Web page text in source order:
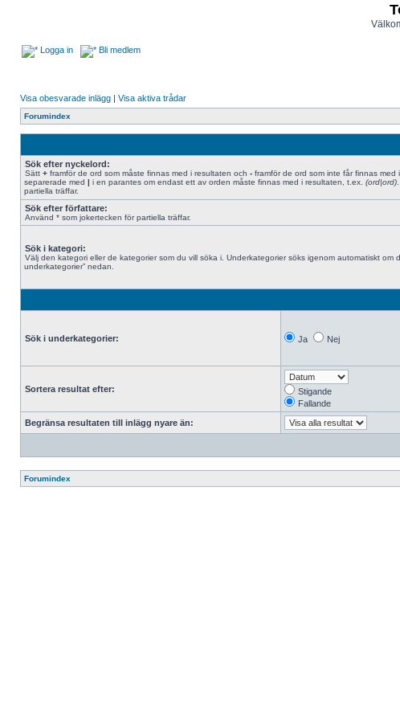
Logga in Bli medlem
Visa obesvarade inlägg | Visa aktiva trådar
Forumindex
Sök efter nyckelord:
Sätt + framför de ord som måste finnas med i resultaten och - framför de ord som inte får finnas med
separerade med | i en parantes om endast ett av orden måste finnas med i resultaten, t.ex. (ord|ord)
partiella träffar.
Sök efter författare:
Använd * som jokertecken för partiella träffar.
Sök i kategori:
Välj den kategori eller de kategorier som du vill söka i. Underkategorier söks igenom automatiskt om
underkategorier” nedan.
Sök i underkategorier: Ja Nej
Sortera resultat efter:
Stigande
Fallande
Begränsa resultaten till inlägg nyare än:
Forumindex